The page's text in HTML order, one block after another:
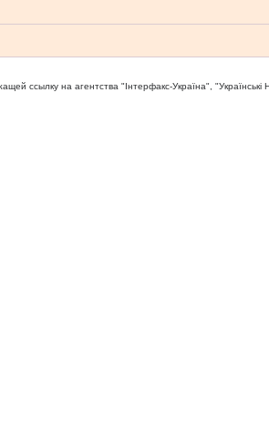
ссылку на агентства "Iнтерфакс-Україна",